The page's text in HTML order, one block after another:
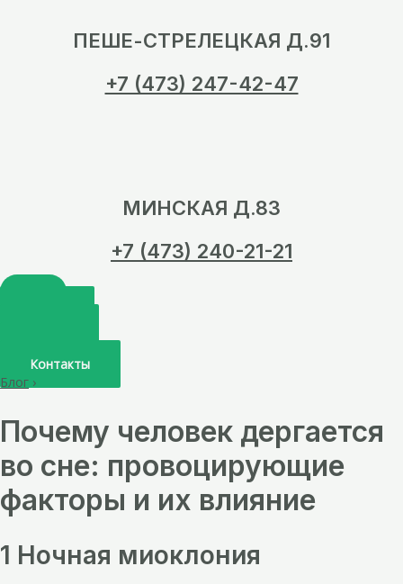
ПЕШЕ-СТРЕЛЕЦКАЯ Д.91
+7 (473) 247-42-47
МИНСКАЯ Д.83
+7 (473) 240-21-21
Контакты
Блог ›
Почему человек дергается
во сне: провоцирующие
факторы и их влияние
1 Ночная миоклония